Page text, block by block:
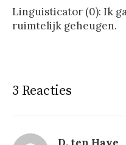
Linguisticator (0): Ik
ruimtelijk geheugen.
3 Reacties